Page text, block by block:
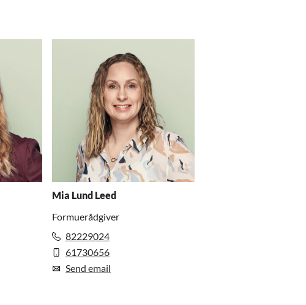
Mia Lund Leed
Formuerådgiver
82229024
61730656
Send email